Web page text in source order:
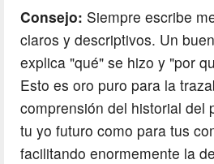
Consejo: Siempre escribe
claros y descriptivos. Un
explica "qué" se hizo y "por
Esto es oro puro para la
comprensión del historial del
tu yo futuro como para tus
facilitando enormemente la